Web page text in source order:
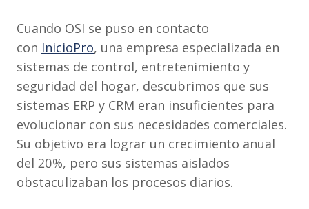
Cuando OSI se puso en contacto
con InicioPro, una empresa especializada en
sistemas de control, entretenimiento y
seguridad del hogar, descubrimos que sus
sistemas ERP y CRM eran insuficientes para
evolucionar con sus necesidades comerciales.
Su objetivo era lograr un crecimiento anual
del 20%, pero sus sistemas aislados
obstaculizaban los procesos diarios.